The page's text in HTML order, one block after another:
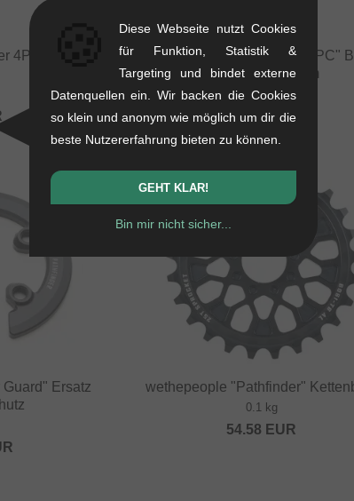
4PC" BMX
wethepeople "Pathfinder 4PC"
Lenker - Ø25.4mm
1.2 kg
79.79EUR
Ersatz
wethepeople "Pathfinder"
0.1 kg
54.58 EUR
Diese Webseite nutzt Cookies
für Funktion, Statistik &
Targeting und bindet externe
Datenquellen ein. Wir backen die Cookies
so klein und anonym wie möglich um dir die
beste Nutzererfahrung bieten zu können.
GEHT KLAR!
Bin mir nicht sicher...